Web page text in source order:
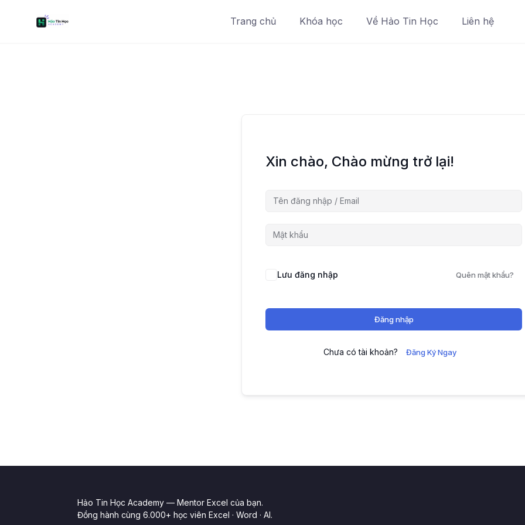
Trang chủ Khóa học Về Hảo Tin Học Liên hệ
Xin chào, Chào mừng trở lại!
Lưu đăng nhập Quên mật khẩu?
Đăng nhập
Chưa có tài khoản? Đăng Ký Ngay
Hảo Tin Học Academy — Mentor Excel của bạn.
Đồng hành cùng 6.000+ học viên Excel · Word · AI.